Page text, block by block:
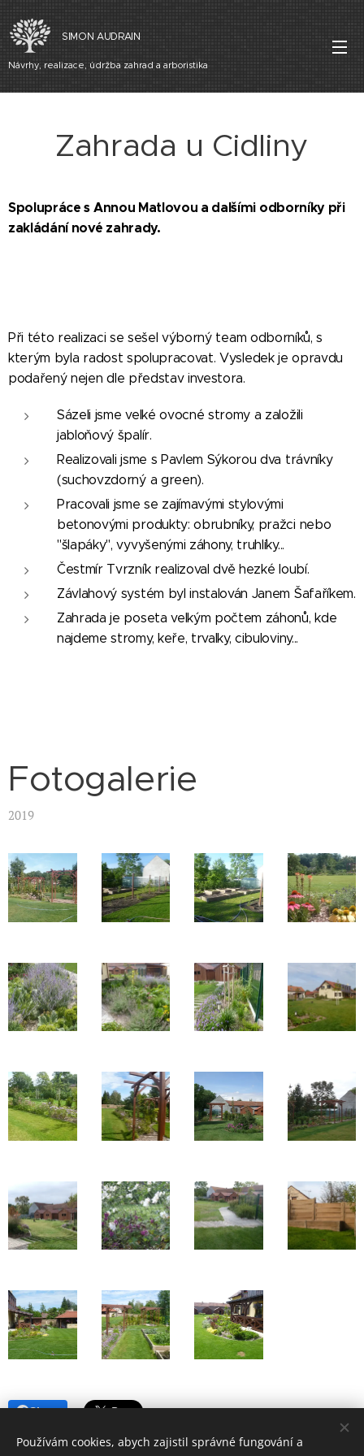
SIMON AUDRAIN
Návrhy, realizace, údržba zahrad a arboristika
Zahrada u Cidliny
Spolupráce s Annou Matlovou a dalšími odborníky při
zakládání nové zahrady.
Při této realizaci se sešel výborný team odborníků, s
kterým byla radost spolupracovat. Vysledek je opravdu
podařený nejen dle představ investora.
Sázeli jsme velké ovocné stromy a založili
jabloňový špalír.
Realizovali jsme s Pavlem Sýkorou dva trávníky
(suchovzdorný a green).
Pracovali jsme se zajímavými stylovými
betonovými produkty: obrubníky, pražci nebo
"šlapáky", vyvyšenými záhony, truhlíky...
Čestmír Tvrzník realizoval dvě hezké loubí.
Závlahový systém byl instalován Janem Šafaříkem.
Zahrada je poseta velkým počtem záhonů, kde
najdeme stromy, keře, trvalky, cibuloviny...
Fotogalerie
2019
Share
Používám cookies, abych zajistil správné fungování a